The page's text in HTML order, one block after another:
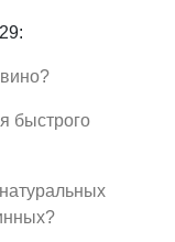
быстрого